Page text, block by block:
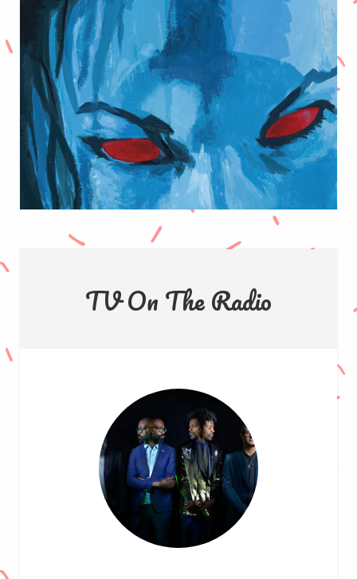
TV On The Radio